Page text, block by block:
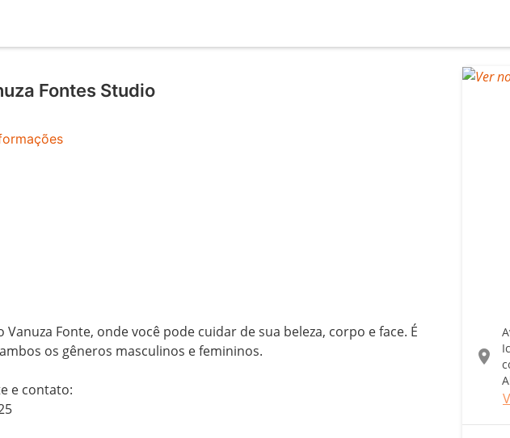
Fontes Studio
Vanuza Fonte, onde você pode cuidar de sua beleza, corpo e face. É
os gêneros masculinos e femininos.
e contato:
location_on